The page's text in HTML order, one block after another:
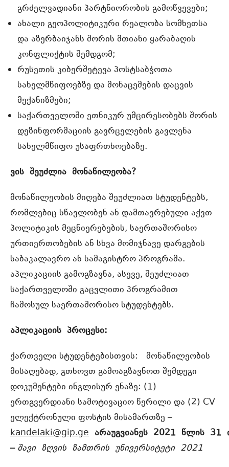
გრძელვადიანი პარტნიორობის გამოწვევები;
ახალი გეოპოლიტიკური რეალობა სომხეთსა
და აზერბაიჯანს შორის მთიანი ყარაბაღის
კონფლიქტის შემდგომ;
რუსეთის კიბერშეტევა პოსტსაბჭოთა
სახელმწიფოებზე და მონაცემების დაცვის
მექანიზმები;
საქართველოში ეთნიკურ უმცირესობებს შორის
დეზინფორმაციის გავრცელების გავლენა
სახელმწიფო უსაფრთხოებაზე.
ვის შეუძლია მონაწილეობა?
მონაწილეობის მიღება შეუძლიათ სტუდენტებს,
რომლებიც სწავლობენ ან დამთავრებული აქვთ
პოლიტიკის მეცნიერებების, საერთაშორისო
ურთიერთობების ან სხვა მომიჯნავე დარგების
საბაკალავრო ან სამაგისტრო პროგრამა.
აპლიკაციის გამოგზავნა, ასევე, შეუძლიათ
საქართველოში გაცვლითი პროგრამით
ჩამოსულ საერთაშორისო სტუდენტებს.
აპლიკაციის პროცესი:
ქართველი სტუდენტებისთვის: მონაწილეობის
მისაღებად, გთხოვთ გამოაგზავნოთ შემდეგი
დოკუმენტები ინგლისურ ენაზე: (1)
ერთგვერდიანი სამოტივაციო წერილი და (2) CV
ელექტრონული ფოსტის მისამართზე –
kandelaki@gip.ge არაუგვიანეს 2021 წლის 31
–შავი ზღვის ზამთრის უნივერსიტეტი2021